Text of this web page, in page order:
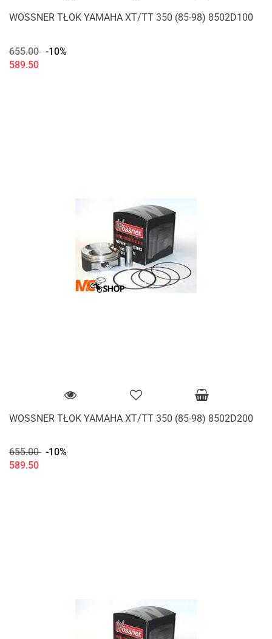
WOSSNER TŁOK YAMAHA XT/TT 350 (85-98) 8502D100
655.00 -10%
589.50
WOSSNER TŁOK YAMAHA XT/TT 350 (85-98) 8502D200
655.00 -10%
589.50